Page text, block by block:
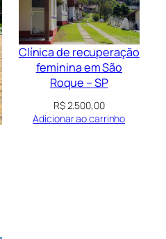
Clínica de recuperação
feminina em São
Roque – SP
R$2.500,00
Adicionar ao carrinho